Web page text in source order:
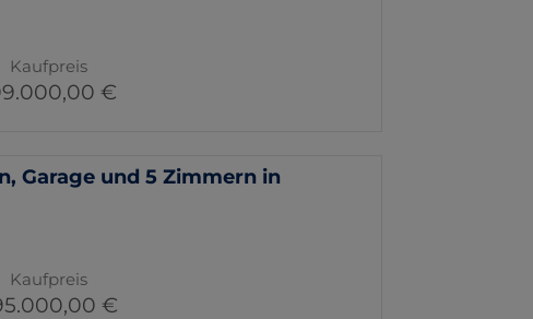
Kaufpreis
€
Garage und 5 Zimmern in
Kaufpreis
€